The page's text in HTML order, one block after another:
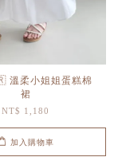
溫柔小姐姐蛋糕棉
裙
NT$ 1,180
加入購物車